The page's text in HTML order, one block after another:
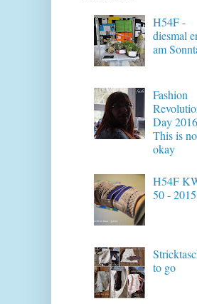
H54F -
diesmal
am
Fashion
Day
This is
okay
H54F
50 - 2015
to go